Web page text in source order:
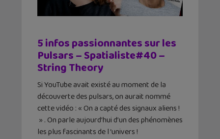
5 infos passionnantes sur les
Pulsars – Spatialiste#40 –
String Theory
Si YouTube avait existé au moment de la
découverte des pulsars, on aurait nommé
cette vidéo : « On a capté des signaux aliens !
» . On parle aujourd’hui d’un des phénomènes
les plus fascinants de l ‘univers !